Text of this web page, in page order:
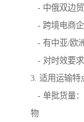
- 中俄双边
- 跨境电商
- 有中亚/欧
- 对时效要
3. 适用运输特
- 单批货量
物